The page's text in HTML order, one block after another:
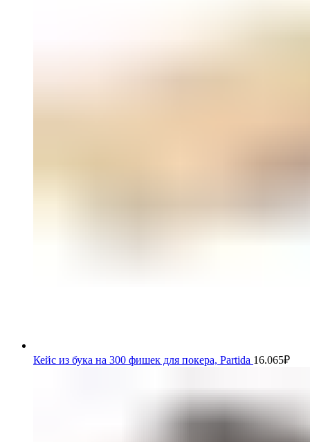
Кейс из бука на 300 фишек для покера, Partida 16.065₽